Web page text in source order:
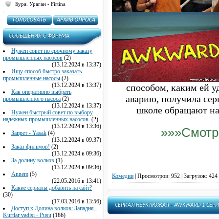
Кости - Bones
Крайние меры - Last Resort
Красавица и чудовище - Beauty
and the Beast
Красная вдова - Red Widow
Культ - Cult
Месть - Возмездие - Revenge
Милые обманщицы - Pretty Little
Liars
Молодняк - Шпана - Youngers
Мост (USA) - The Bridge
Мотель Бейтса (Мотель Бэйтс) -
Bates Motel
Мужчины в деле - Мужики за
работой - Men at Work
Надломленные души - Cracked
Настоящая Кровь - True Blood
Неуклюжая - Awkward
Низкое зимнее солнце - Low Winter
Новости - Отдел новостей - The
Буря. Ураган - Firtina
CООБЩЕНИЯ C ФОРУМА
Нужен совет по срочному заказу
промышленных насосов (2)
(13.12.2024 в 13:37)
Ищу способ быстро заказать
промышленные насосы (2)
(13.12.2024 в 13:37)
Как оперативно выбрать
промышленного насоса (2)
(13.12.2024 в 13:37)
Нужен быстрый совет по выбору
надежных промышленных насосов. (2)
(13.12.2024 в 13:36)
Запрет - Yasak (4)
(13.12.2024 в 09:37)
Заказ фильмов! (2)
(13.12.2024 в 09:36)
За долину волков (1)
(13.12.2024 в 09:36)
Annem (5)
(22.05.2016 в 13:41)
Какие сериалы добавить на сайт?
(30)
(17.03.2016 в 13:56)
Доступ к Долина волков: Западня -
Kurtlar vadisi - Pusu (186)
способом, каким ей
аварию, получила
школе обращают
Комедии Просмотров: 952 | Загрузок:
СЕРИАЛ НЕУКЛЮЖАЯ - AWKWARD 1